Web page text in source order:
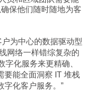
保他们随时随地为客
为中心的数据驱动型
网络一样错综复杂的
字化服务来更精确、
要能全面洞察 IT 堆栈
字化客户服务。”